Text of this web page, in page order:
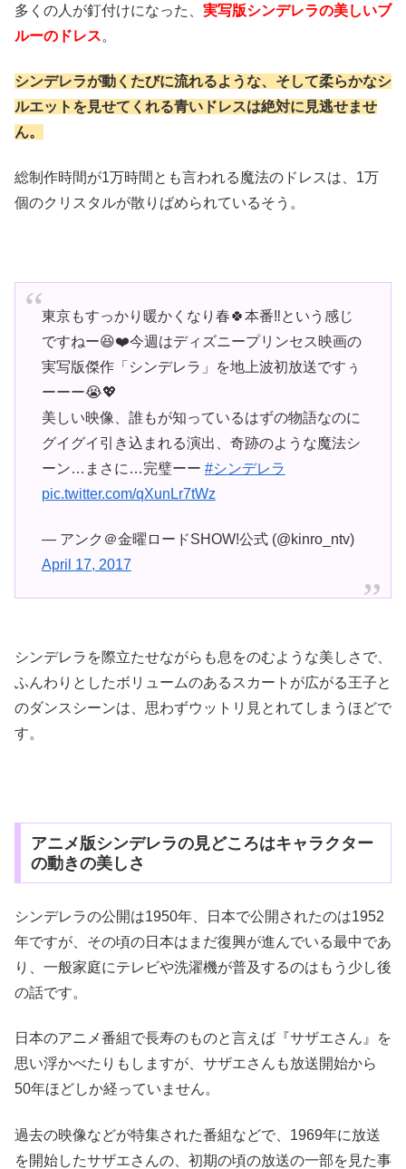
多くの人が釘付けになった、 実写版シンデレラの美しいブ
ルーのドレス。
シンデレラが動くたびに流れるような、そして柔らかなシ
ルエットを見せてくれる青いドレスは絶対に見逃せませ
ん。
総制作時間が1万時間とも言われる魔法のドレスは、1万
個のクリスタルが散りばめられているそう。
東京もすっかり暖かくなり春🍀本番‼️という感じ
ですねー😆❤️今週はディズニープリンセス映画の
実写版傑作「シンデレラ」を地上波初放送ですぅ
ーーー😭💖
美しい映像、誰もが知っているはずの物語なのに
グイグイ引き込まれる演出、奇跡のような魔法シ
ーン…まさに…完璧ーー #シンデレラ
pic.twitter.com/qXunLr7tWz
— アンク＠金曜ロードSHOW!公式 (@kinro_ntv)
April 17, 2017
シンデレラを際立たせながらも息をのむような美しさで、
ふんわりとしたボリュームのあるスカートが広がる王子と
のダンスシーンは、思わずウットリ見とれてしまうほどで
す。
アニメ版シンデレラの見どころはキャラクター
の動きの美しさ
シンデレラの公開は1950年、日本で公開されたのは1952
年ですが、その頃の日本はまだ復興が進んでいる最中であ
り、一般家庭にテレビや洗濯機が普及するのはもう少し後
の話です。
日本のアニメ番組で長寿のものと言えば『サザエさん』を
思い浮かべたりもしますが、サザエさんも放送開始から
50年ほどしか経っていません。
過去の映像などが特集された番組などで、1969年に放送
を開始したサザエさんの、初期の頃の放送の一部を見た事